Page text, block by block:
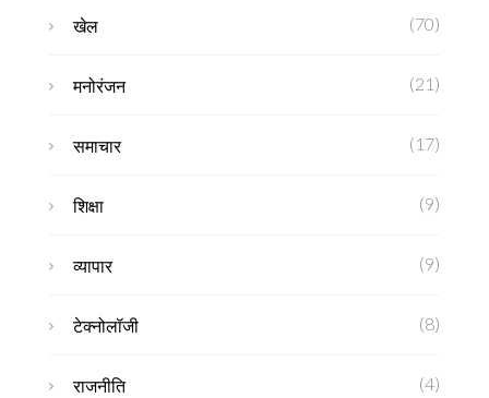
खेल (70)
मनोरंजन (21)
समाचार (17)
शिक्षा (9)
व्यापार (9)
टेक्नोलॉजी (8)
राजनीति (4)